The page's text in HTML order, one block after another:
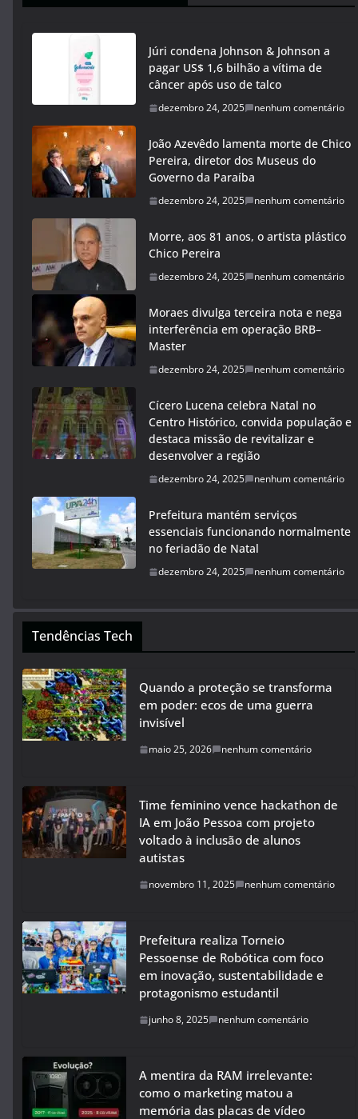
Júri condena Johnson & Johnson a
pagar US$ 1,6 bilhão a vítima de
câncer após uso de talco
dezembro 24, 2025 nenhum comentário
João Azevêdo lamenta morte de Chico
Pereira, diretor dos Museus do
Governo da Paraíba
dezembro 24, 2025 nenhum comentário
Morre, aos 81 anos, o artista plástico
Chico Pereira
dezembro 24, 2025 nenhum comentário
Moraes divulga terceira nota e nega
interferência em operação BRB–
Master
dezembro 24, 2025 nenhum comentário
Cícero Lucena celebra Natal no
Centro Histórico, convida população e
destaca missão de revitalizar e
desenvolver a região
dezembro 24, 2025 nenhum comentário
Prefeitura mantém serviços
essenciais funcionando normalmente
no feriadão de Natal
dezembro 24, 2025 nenhum comentário
Tendências Tech
Quando a proteção se transforma
em poder: ecos de uma guerra
invisível
maio 25, 2026 nenhum comentário
Time feminino vence hackathon de
IA em João Pessoa com projeto
voltado à inclusão de alunos
autistas
novembro 11, 2025 nenhum comentário
Prefeitura realiza Torneio
Pessoense de Robótica com foco
em inovação, sustentabilidade e
protagonismo estudantil
junho 8, 2025 nenhum comentário
A mentira da RAM irrelevante:
como o marketing matou a
memória das placas de vídeo